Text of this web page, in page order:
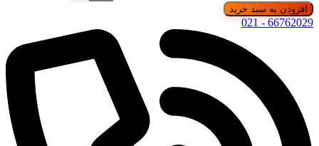
افزودن به سبد خرید
66762029 - 021